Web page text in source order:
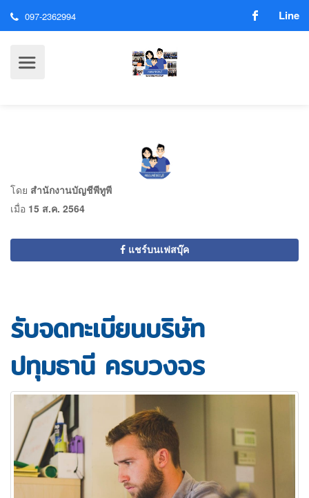
097-2362994 Line
โดย สำนักงานบัญชีพีทูพี
เมื่อ 15 ส.ค. 2564
แชร์บนเฟสบุ๊ค
รับจดทะเบียนบริษัท
ปทุมธานี ครบวงจร